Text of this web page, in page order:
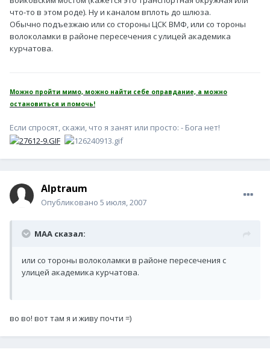
что-то в этом роде). Ну и каналом вплоть до шлюза.
Обычно подъезжаю или со стороны ЦСК ВМФ, или со тороны
волоколамки в районе пересечения с улицей академика
курчатова.
Можно пройти мимо, можно найти себе оправдание, а можно
остановиться и помочь!
Если спросят, скажи, что я занят или просто: - Бога нет!
Alptraum
Опубликовано 5 июля, 2007
MAA сказал:
или со тороны волоколамки в районе пересечения с
улицей академика курчатова.
во во! вот там я и живу почти =)